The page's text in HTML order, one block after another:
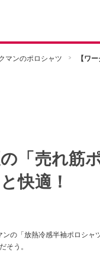
マンのポロシャツ 【ワ
「売れ筋
快適！
の「放熱冷感半袖ポロシ
そう。